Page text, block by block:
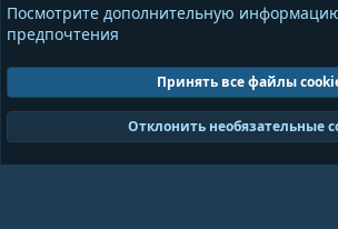
Условия и правила
Политика конфиденциальности
Помощь
Общая
GrayAndBlue (Dark)
Ширина Запросов 18 Время
Посмотрите дополнительную
предпочтения
Принять все файлы
Отклонить необязательные